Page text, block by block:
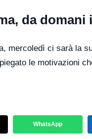
da domani
mercoledì ci sarà la
le motivazioni
WhatsApp